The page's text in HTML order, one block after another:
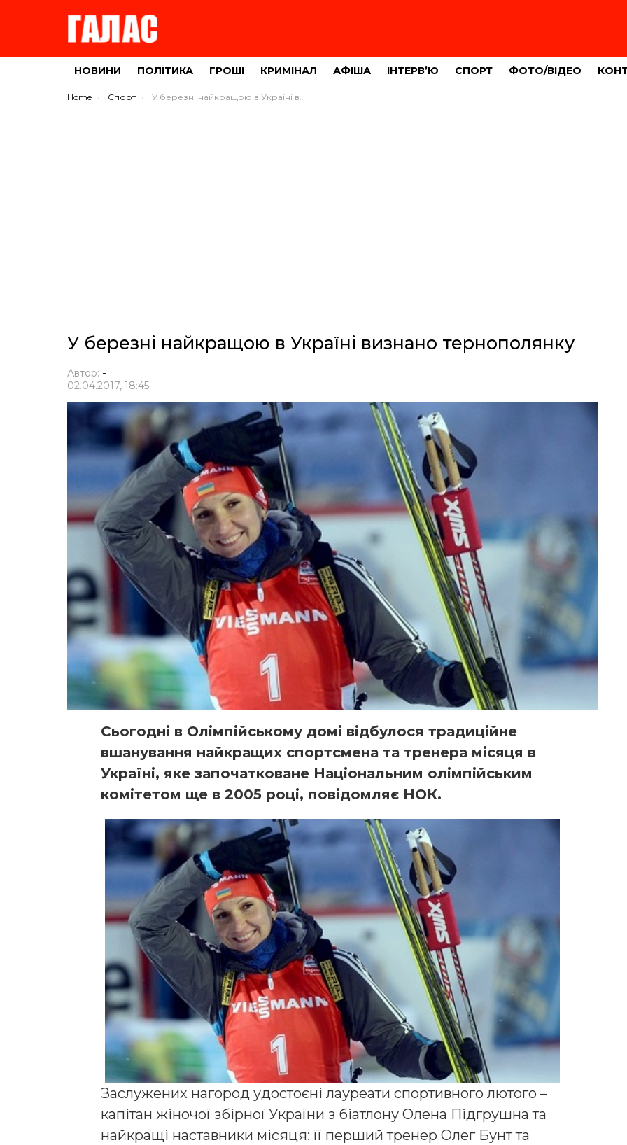
НОВИНИ ПОЛІТИКА ГРОШІ КРИМІНАЛ АФІША ІНТЕРВ’Ю СПОРТ ФОТО/ВІДЕО
You are here:
Home Спорт У березні найкращою в Україні визнано тернополянку
У березні найкращою в Україні визнано тернополянку
Автор: -
02.04.2017, 18:45
Сьогодні в Олімпійському домі відбулося традиційне
вшанування найкращих спортсмена та тренера місяця в
Україні, яке започатковане Національним олімпійським
комітетом ще в 2005 році, повідомляє НОК.
Заслужених нагород удостоєні лауреати спортивного лютого –
капітан жіночої збірної України з біатлону Олена Підгрушна та
найкращі наставники місяця: її перший тренер Олег Бунт та